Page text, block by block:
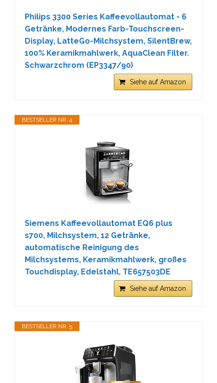
Philips 3300 Series Kaffeevollautomat - 6
Getränke, Modernes Farb-Touchscreen-
Display, LatteGo-Milchsystem, SilentBrew,
100% Keramikmahlwerk, AquaClean Filter.
Schwarzchrom (EP3347/90)
Siehe auf Amazon
BESTSELLER NR. 4
Siemens Kaffeevollautomat EQ6 plus
s700, Milchsystem, 12 Getränke,
automatische Reinigung des
Milchsystems, Keramikmahlwerk, großes
Touchdisplay, Edelstahl, TE657503DE
Siehe auf Amazon
BESTSELLER NR. 5